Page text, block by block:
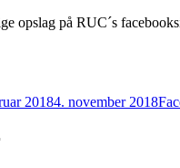
opslag på RUC´s
20184. november 2018